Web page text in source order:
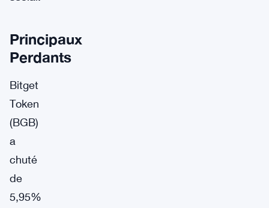
Principaux
Perdants
Bitget
Token
(BGB)
a
chuté
de
5,95%